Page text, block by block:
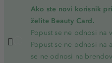
Ako ste novi korisnik
želite Beauty Card.
Popust se ne odnosi na
Popust se ne odnosi na
se ne odnosi na